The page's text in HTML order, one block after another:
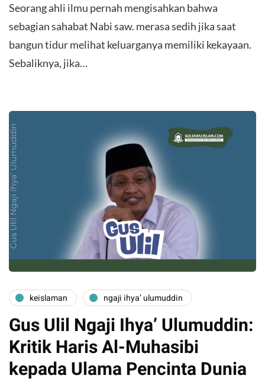
Seorang ahli ilmu pernah mengisahkan bahwa
sebagian sahabat Nabi saw. merasa sedih jika saat
bangun tidur melihat keluarganya memiliki kekayaan.
Sebaliknya, jika…
keislaman ngaji ihya’ ulumuddin
Gus Ulil Ngaji Ihya’ Ulumuddin:
Kritik Haris Al-Muhasibi
kepada Ulama Pencinta Dunia